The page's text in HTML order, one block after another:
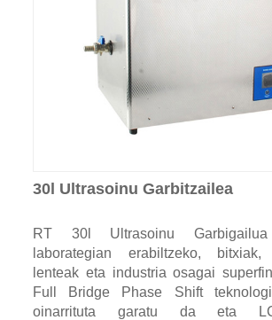
30l Ultrasoinu Garbitzailea
RT 30l Ultrasoinu
laborategian erabiltzeko, bitxiak,
lenteak eta industria osagai
Full Bridge Phase Shift
oinarrituta garatu da eta